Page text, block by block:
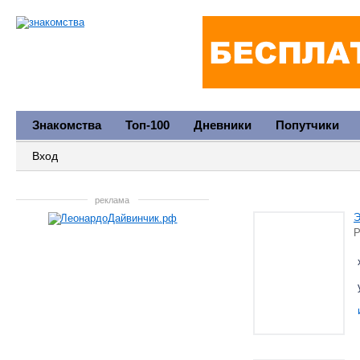
Знакомства Топ-100 Дневники Попутчики
Вход
реклама